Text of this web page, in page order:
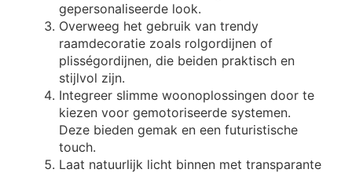
gepersonaliseerde look.
Overweeg het gebruik van trendy
raamdecoratie zoals rolgordijnen of
plisségordijnen, die beiden praktisch en
stijlvol zijn.
Integreer slimme woonoplossingen door te
kiezen voor gemotoriseerde systemen.
Deze bieden gemak en een futuristische
touch.
Laat natuurlijk licht binnen met transparante